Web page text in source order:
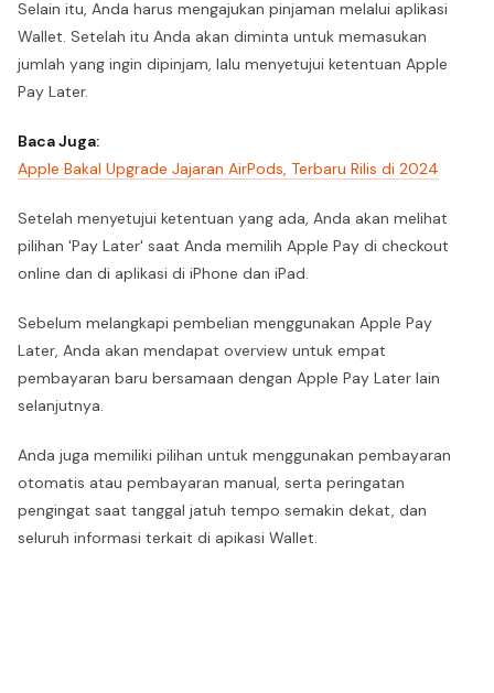
Selain itu, Anda harus mengajukan pinjaman melalui aplikasi
Wallet. Setelah itu Anda akan diminta untuk memasukan
jumlah yang ingin dipinjam, lalu menyetujui ketentuan Apple
Pay Later.
Baca Juga:
Apple Bakal Upgrade Jajaran AirPods, Terbaru Rilis di 2024
Setelah menyetujui ketentuan yang ada, Anda akan melihat
pilihan 'Pay Later' saat Anda memilih Apple Pay di checkout
online dan di aplikasi di iPhone dan iPad.
Sebelum melangkapi pembelian menggunakan Apple Pay
Later, Anda akan mendapat overview untuk empat
pembayaran baru bersamaan dengan Apple Pay Later lain
selanjutnya.
Anda juga memiliki pilihan untuk menggunakan pembayaran
otomatis atau pembayaran manual, serta peringatan
pengingat saat tanggal jatuh tempo semakin dekat, dan
seluruh informasi terkait di apikasi Wallet.